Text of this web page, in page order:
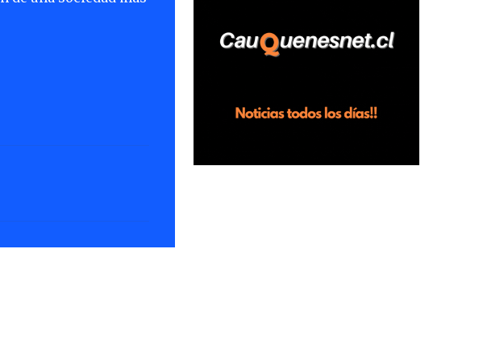
en el sector Dollimbuta, comuna de
Pelluhue. Allí, mientras se encontraba junto
plantación de frutillas, habría sostenido una